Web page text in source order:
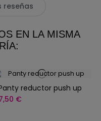
reseñas
EN LA MISMA
reductor push up
€